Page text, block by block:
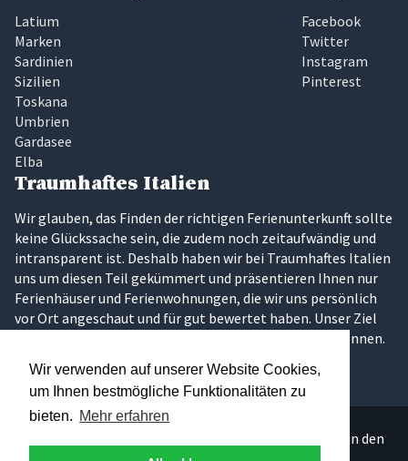
Wir verwenden auf unserer Website Cookies,
um Ihnen bestmögliche Funktionalitäten zu
bieten. Mehr erfahren
Latium
Marken
Sardinien
Sizilien
Toskana
Umbrien
Gardasee
Elba
Facebook
Twitter
Instagram
Pinterest
Traumhaftes Italien
Wir glauben, das Finden der richtigen Ferienunterkunft sollte
keine Glückssache sein, die zudem noch zeitaufwändig und
intransparent ist. Deshalb haben wir bei Traumhaftes Italien
uns um diesen Teil gekümmert und präsentieren Ihnen nur
Ferienhäuser und Ferienwohnungen, die wir uns persönlich
vor Ort angeschaut und für gut bewertet haben. Unser Ziel
ist es, dass Sie Ihren Traumurlaub in Italien erleben können.
Über 300 persönlich ausgesuchte Ferienunterkünfte in den